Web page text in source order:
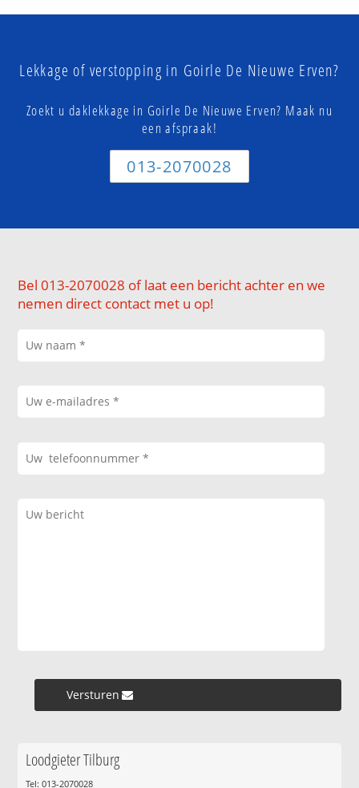
Lekkage of verstopping in Goirle De Nieuwe Erven?
Zoekt u daklekkage in Goirle De Nieuwe Erven? Maak nu
een afspraak!
013-2070028
Bel 013-2070028 of laat een bericht achter en we
nemen direct contact met u op!
Versturen »
Loodgieter Tilburg
Tel: 013-2070028